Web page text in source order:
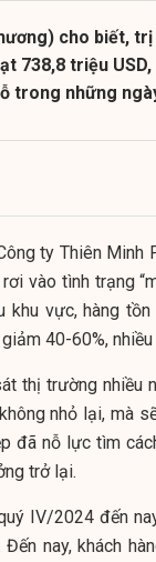
cho biết,
738,8 triệu
trong những
ty Thiên
vào tình trạng
khu vực, hàng
40-60%,
thị trường nhiều
nhỏ lại, mà
đã nỗ lực tìm
trở lại.
IV/2024 đến
nay, khách